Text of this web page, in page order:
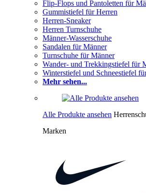
Flip-Flops und Pantoletten für
Gummistiefel für Herren
Herren-Sneaker
Herren Turnschuhe
Männer-Wasserschuhe
Sandalen für Männer
Turnschuhe für Männer
Wander- und Trekkingstiefel für
Winterstiefel und Schneestiefel
Mehr sehen...
Alle Produkte ansehen
Marken